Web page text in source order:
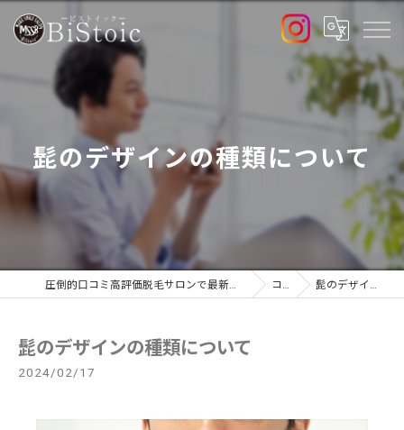
髭のデザインの種類について
圧倒的口コミ高評価脱毛サロンで最新高出力マシン導入店のBiStoic-ビストイック- コラム 髭のデザインの種類について
髭のデザインの種類について
2024/02/17